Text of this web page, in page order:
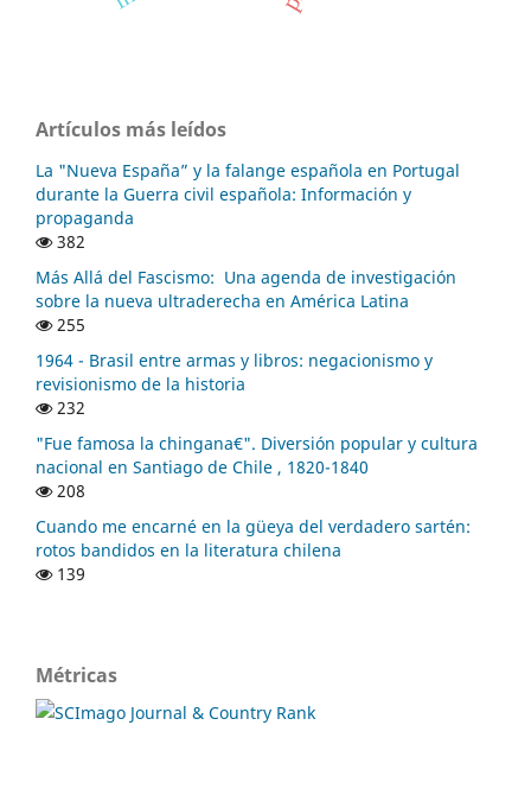
Artículos más leídos
La "Nueva España” y la falange española en Portugal
durante la Guerra civil española: Información y
propaganda
382
Más Allá del Fascismo: Una agenda de investigación
sobre la nueva ultraderecha en América Latina
255
1964 - Brasil entre armas y libros: negacionismo y
revisionismo de la historia
232
"Fue famosa la chingana€". Diversión popular y cultura
nacional en Santiago de Chile , 1820-1840
208
Cuando me encarné en la güeya del verdadero sartén:
rotos bandidos en la literatura chilena
139
Métricas